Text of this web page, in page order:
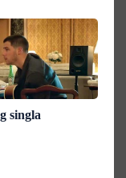
singla